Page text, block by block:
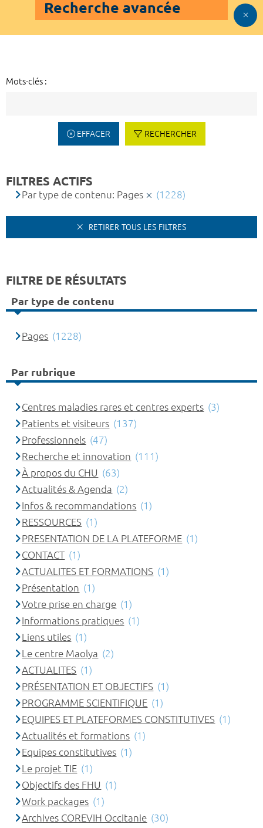
Recherche avancée
Mots-clés :
EFFACER RECHERCHER
FILTRES ACTIFS
Par type de contenu: Pages (1228)
RETIRER TOUS LES FILTRES
FILTRE DE RÉSULTATS
Par type de contenu
Pages (1228)
Par rubrique
Centres maladies rares et centres experts (3)
Patients et visiteurs (137)
Professionnels (47)
Recherche et innovation (111)
À propos du CHU (63)
Actualités & Agenda (2)
Infos & recommandations (1)
RESSOURCES (1)
PRESENTATION DE LA PLATEFORME (1)
CONTACT (1)
ACTUALITES ET FORMATIONS (1)
Présentation (1)
Votre prise en charge (1)
Informations pratiques (1)
Liens utiles (1)
Le centre Maolya (2)
ACTUALITES (1)
PRÉSENTATION ET OBJECTIFS (1)
PROGRAMME SCIENTIFIQUE (1)
EQUIPES ET PLATEFORMES CONSTITUTIVES (1)
Actualités et formations (1)
Equipes constitutives (1)
Le projet TIE (1)
Objectifs des FHU (1)
Work packages (1)
Archives COREVIH Occitanie (30)